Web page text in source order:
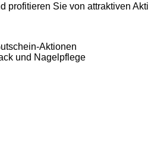
profitieren Sie von attraktiven
Aktionen
und Nagelpflege